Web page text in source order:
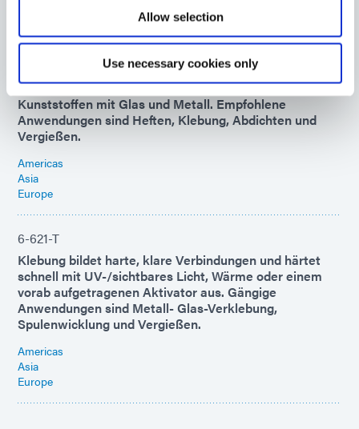
Allow selection
Use necessary cookies only
OP-29
optischer Klebstoff Mehrzweckklebstoff, ideal zum
Herstellen robuster, belastbarer Klebung von
Kunststoffen mit Glas und Metall. Empfohlene
Anwendungen sind Heften, Klebung, Abdichten und
Vergießen.
Americas
Asia
Europe
6-621-T
Klebung bildet harte, klare Verbindungen und härtet
schnell mit UV-/sichtbares Licht, Wärme oder einem
vorab aufgetragenen Aktivator aus. Gängige
Anwendungen sind Metall- Glas-Verklebung,
Spulenwicklung und Vergießen.
Americas
Asia
Europe